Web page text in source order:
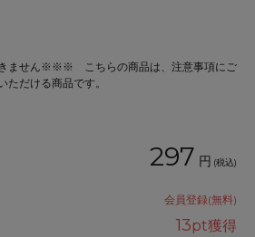
ません※※※ こちらの商品は、注意事項にご
ただける商品です。
297 円 (税込)
会員登録(無料)
13pt獲得